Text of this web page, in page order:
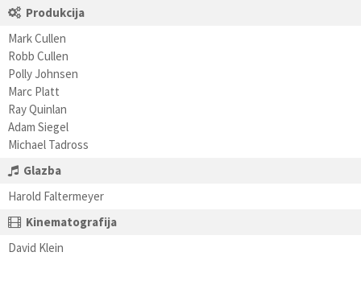
Produkcija
Mark Cullen
Robb Cullen
Polly Johnsen
Marc Platt
Ray Quinlan
Adam Siegel
Michael Tadross
Glazba
Harold Faltermeyer
Kinematografija
David Klein